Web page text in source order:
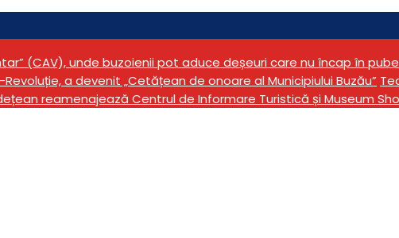
(CAV), unde buzoienii pot aduce deșeuri care nu încap în
a devenit „Cetățean de onoare al Municipiului Buzău”
reamenajează Centrul de Informare Turistică și Museum